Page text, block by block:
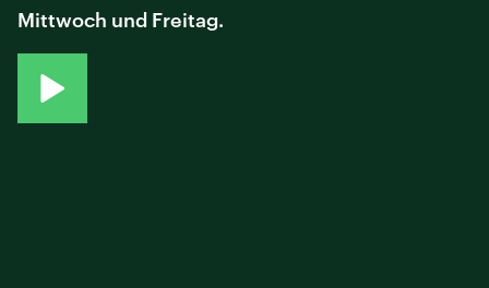
Mittwoch und Freitag.